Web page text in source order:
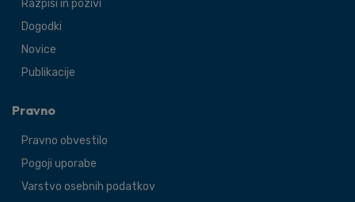
Razpisi in pozivi
Dogodki
Novice
Publikacije
Pravno
Pravno obvestilo
Pogoji uporabe
Varstvo osebnih podatkov